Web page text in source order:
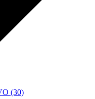
(30)